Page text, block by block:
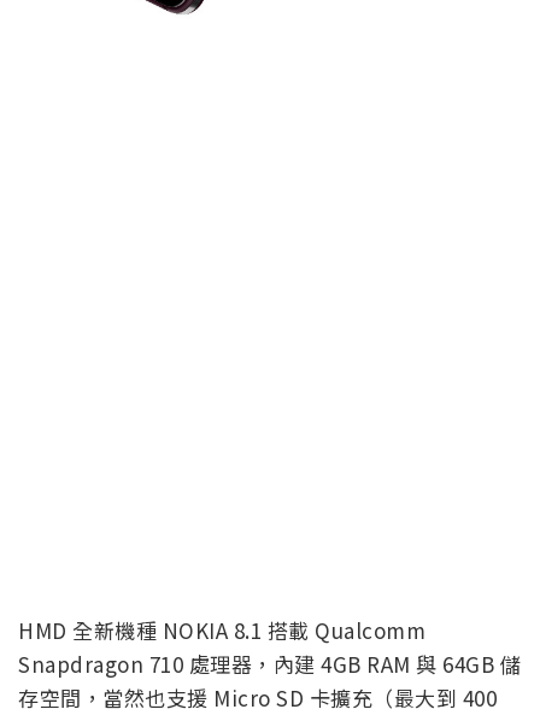
HMD 全新機種 NOKIA 8.1 搭載 Qualcomm
Snapdragon 710 處理器，內建 4GB RAM 與 64GB 儲
存空間，當然也支援 Micro SD 卡擴充（最大到 400